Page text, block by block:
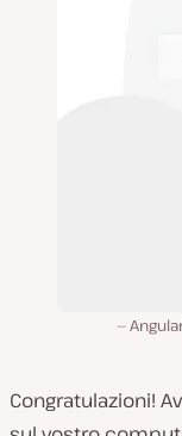
Congratulazioni!